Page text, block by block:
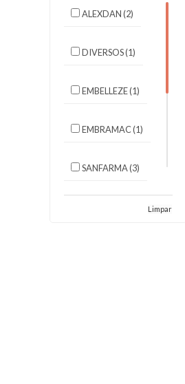
ALEXDAN (2)
DIVERSOS (1)
EMBELLEZE (1)
EMBRAMAC (1)
SANFARMA (3)
Limpar